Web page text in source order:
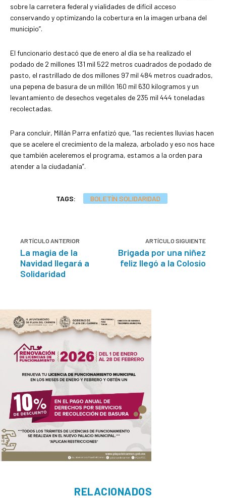
RELACIONADOS
sobre la carretera federal y vialidades de difícil acceso
conservando y optimizando la cobertura en la imagen urbana del
municipio”.
El funcionario destacó que de enero al día se ha realizado el
podado de 2 millones 131 mil 522 metros cuadrados de podado de
pasto, el rastrillado de dos millones 97 mil 484 metros cuadrados,
una pepena de basura de un millón 160 mil 630 kilogramos y un
levantamiento de desechos vegetales de 235 mil 444 toneladas
recolectadas.
Para concluir, Millán Parra enfatizó que, “las recientes lluvias hacen
que se acelere el crecimiento de la maleza, arbolado y eso nos hace
que también aceleremos el programa, estamos a la orden para
atender a la ciudadanía”.
TAGS: BOLETÍN SOLIDARIDAD
ARTÍCULO ANTERIOR
La magia de la
Navidad llegará a
Solidaridad
ARTÍCULO SIGUIENTE
Brigada por una niñez
feliz llegó a la Colosio